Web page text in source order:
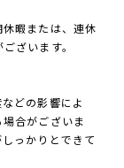
暇または、連休
ざいます。
どの影響によ
合がございま
っかりとできて